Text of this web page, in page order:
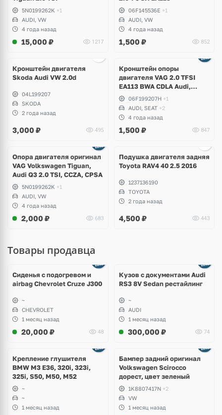
5N0199262K +1
AUDI, VW
4 года назад
15,000 ₽ 1217
06F145536E +1
AUDI, VW
4 года назад
1,500 ₽ 852
Кронштейн двигателя
Skoda Audi VW 2.0d
04L199207
SKODA
2 года назад
3,000 ₽ 495
Кронштейн опоры
двигателя VAG 2.0 TFSI
EA113 BWA CDLA Audi,
Volkswagen, Skosa, Seat
06F199207H +1
AUDI, SEAT +2
4 года назад
1,500 ₽ 847
Опора двигателя оригинал
VAG Volkswagen Tiguan,
Audi Q3 2.0 TSI, CCZA, CPSA
5N0199262K +1
AUDI, VW
4 года назад
2,000 ₽ 683
Подушка двигателя задняя
Toyota RAV4 40 2.5 2016
1237136190
TOYOTA
2 года назад
4,500 ₽ 443
Товары продавца
Сиденья с подогревом и
airbag Chevrolet Cruze J300
~
CHEVROLET
1 месяц назад
20,000 ₽ 48
Кузов с документами Audi
RS3 8V Sedan рестайлинг
~
AUDI
1 месяц назад
300,000 ₽ 74
Крепление глушителя
BMW M3 E36, 320i, 323i,
325i, S50, M50, M52
~
~
1 месяц назад
Бампер задний оригинал
Volkswagen Scirocco
дорест, цвет зеленый
1K8807417N +2
VW
1 месяц назад